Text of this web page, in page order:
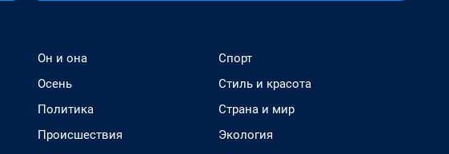
Он и она
Осень
Политика
Происшествия
Спорт
Стиль и красота
Страна и мир
Экология